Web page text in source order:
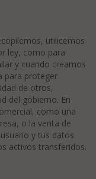
utilicemos
ley, como para
y cuando creamos
para proteger
de otros,
del gobierno. En
como una
o la venta de
y tus datos
activos transferidos.